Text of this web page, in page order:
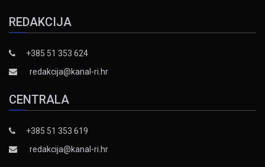
REDAKCIJA
+385 51 353 624
redakcija@kanal-ri.hr
CENTRALA
+385 51 353 619
redakcija@kanal-ri.hr